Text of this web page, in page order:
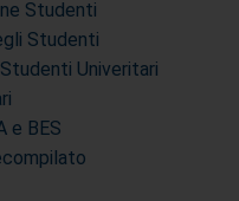
Studenti
Studenti
Univeritari
e BES